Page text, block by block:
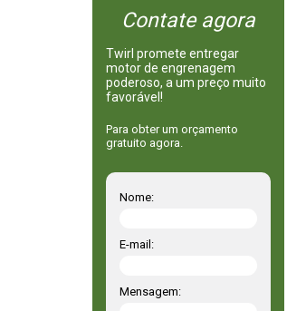
Contate agora
Twirl promete entregar
motor de engrenagem
poderoso, a um preço muito
favorável!
Para obter um orçamento
gratuito agora.
Nome:
E-mail:
Mensagem: